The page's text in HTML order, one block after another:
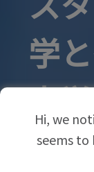
学
大
専
Hi, we
seems